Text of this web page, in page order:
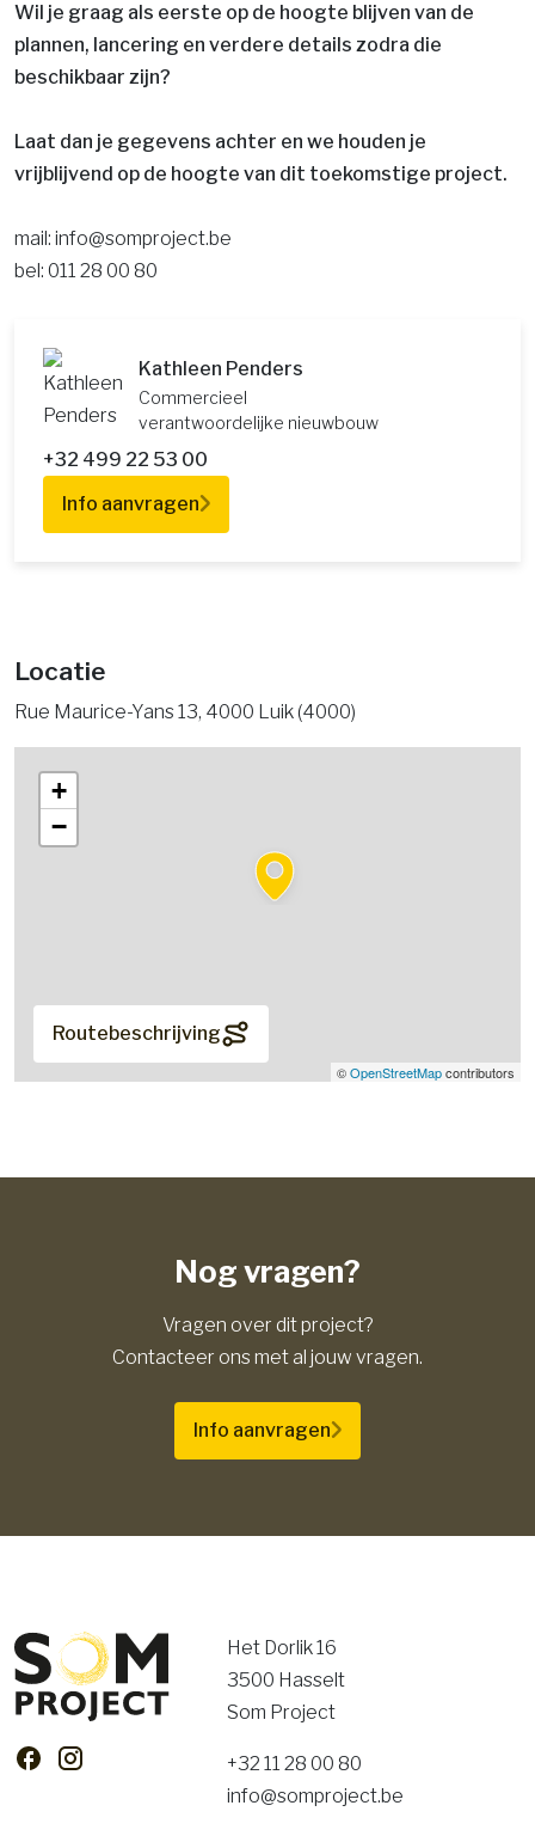
Wil je graag als eerste op de hoogte blijven van de
plannen, lancering en verdere details zodra die
beschikbaar zijn?
Laat dan je gegevens achter en we houden je
vrijblijvend op de hoogte van dit toekomstige project.
mail: info@somproject.be
bel: 011 28 00 80
Kathleen Penders
Commercieel
verantwoordelijke nieuwbouw
+32 499 22 53 00
Info aanvragen
Locatie
Rue Maurice-Yans 13, 4000 Luik (4000)
+
−
©OpenStreetMapcontributors
Routebeschrijving
Nog vragen?
Vragen over dit project?
Contacteer ons met al jouw vragen.
Info aanvragen
Het Dorlik 16
3500 Hasselt
Som Project
+32 11 28 00 80
info@somproject.be